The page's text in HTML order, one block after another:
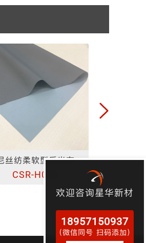
雪纺柔软型反光布
CSR-H005
高亮化纤
欢迎咨询星华新材
18957150937
（微信同号 扫码添加）